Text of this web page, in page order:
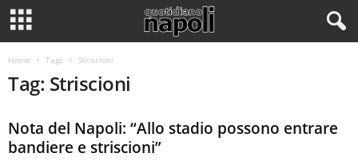
Home Tags Striscioni
Tag: Striscioni
Nota del Napoli: “Allo stadio possono entrare
bandiere e striscioni”